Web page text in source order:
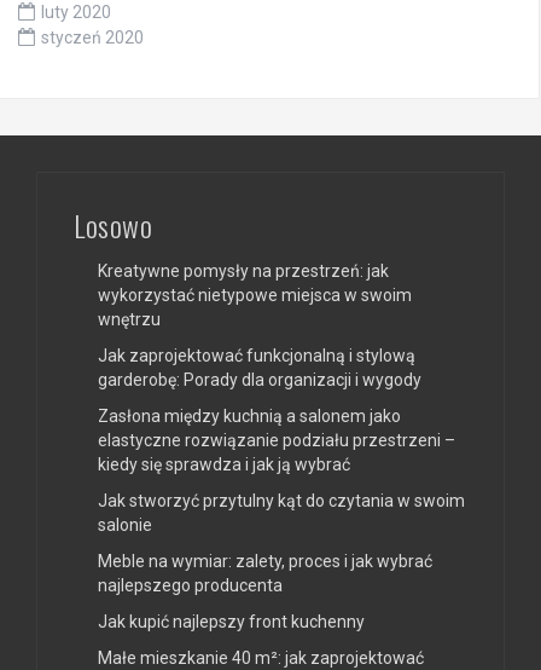
luty 2020
styczeń 2020
Losowo
Kreatywne pomysły na przestrzeń: jak
wykorzystać nietypowe miejsca w swoim
wnętrzu
Jak zaprojektować funkcjonalną i stylową
garderobę: Porady dla organizacji i wygody
Zasłona między kuchnią a salonem jako
elastyczne rozwiązanie podziału przestrzeni –
kiedy się sprawdza i jak ją wybrać
Jak stworzyć przytulny kąt do czytania w swoim
salonie
Meble na wymiar: zalety, proces i jak wybrać
najlepszego producenta
Jak kupić najlepszy front kuchenny
Małe mieszkanie 40 m²: jak zaprojektować